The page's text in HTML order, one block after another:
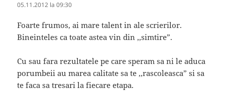
05.11.2012 la 09:30
Foarte frumos, ai mare talent in ale scrierilor.
Bineinteles ca toate astea vin din ,,simtire”.
Cu sau fara rezultatele pe care speram sa ni le aduca
porumbeii au marea calitate sa te ,,rascoleasca” si sa
te faca sa tresari la fiecare etapa.